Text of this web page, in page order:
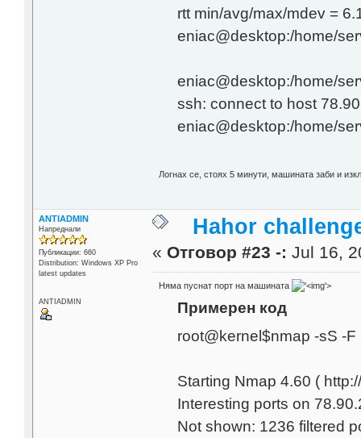
rtt min/avg/max/mdev =
eniac@desktop:/home/
eniac@desktop:/home/
ssh: connect to host
eniac@desktop:/home/
Логнах се, стоях 5 минути, машината заби и
ANTIADMIN
Напреднали
Публикации: 660
Distribution: Windows XP Pro
latest updates
ANTIADMIN
Hahor
« Отговор #23 -: Jul 16,
Няма пуснат порт на машината '>
Примерен код
root@kernel$nmap -sS -
Starting Nmap 4.60 (
Interesting ports on
Not shown: 1236 filtered